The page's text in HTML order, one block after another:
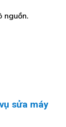
nguồn.
sửa máy